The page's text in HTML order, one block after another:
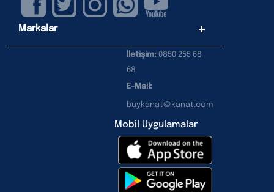
Markalar
İletişim: 0850 255 68
68
E-Mail:
buykanat@kanat.com
Mobil Uygulamalar